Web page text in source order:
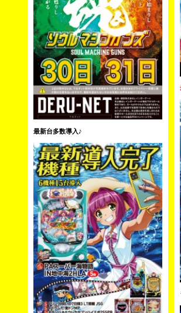
最新台多数導入♪